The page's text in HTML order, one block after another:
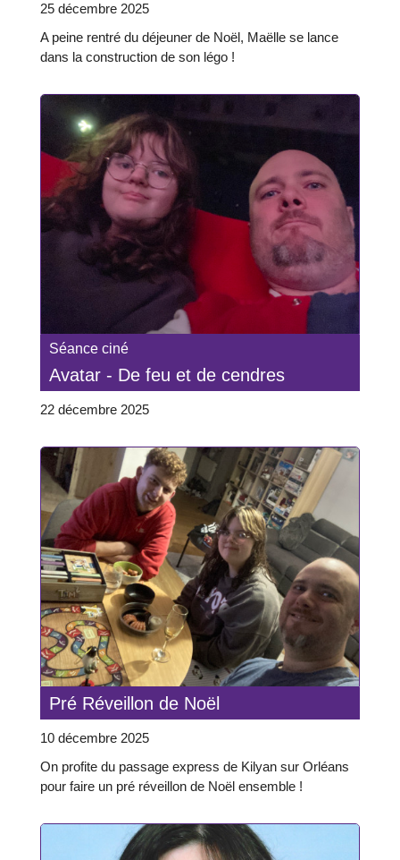
25 décembre 2025
A peine rentré du déjeuner de Noël, Maëlle se lance
dans la construction de son légo !
Séance ciné
Avatar - De feu et de cendres
22 décembre 2025
Pré Réveillon de Noël
10 décembre 2025
On profite du passage express de Kilyan sur Orléans
pour faire un pré réveillon de Noël ensemble !